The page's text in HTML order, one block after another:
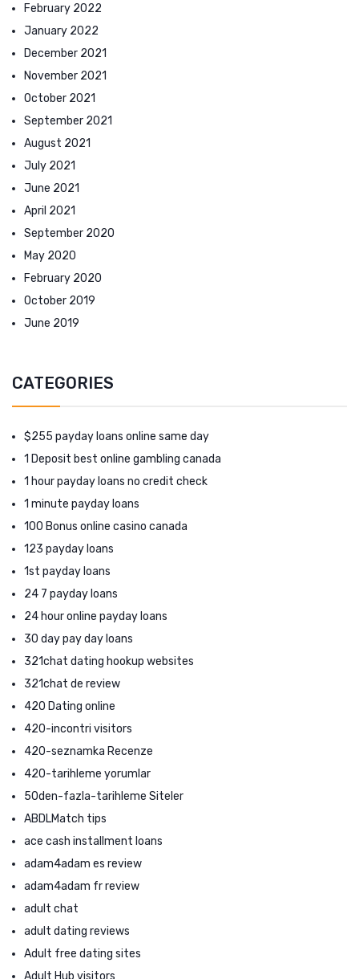
February 2022
January 2022
December 2021
November 2021
October 2021
September 2021
August 2021
July 2021
June 2021
April 2021
September 2020
May 2020
February 2020
October 2019
June 2019
CATEGORIES
$255 payday loans online same day
1 Deposit best online gambling canada
1 hour payday loans no credit check
1 minute payday loans
100 Bonus online casino canada
123 payday loans
1st payday loans
24 7 payday loans
24 hour online payday loans
30 day pay day loans
321chat dating hookup websites
321chat de review
420 Dating online
420-incontri visitors
420-seznamka Recenze
420-tarihleme yorumlar
50den-fazla-tarihleme Siteler
ABDLMatch tips
ace cash installment loans
adam4adam es review
adam4adam fr review
adult chat
adult dating reviews
Adult free dating sites
Adult Hub visitors